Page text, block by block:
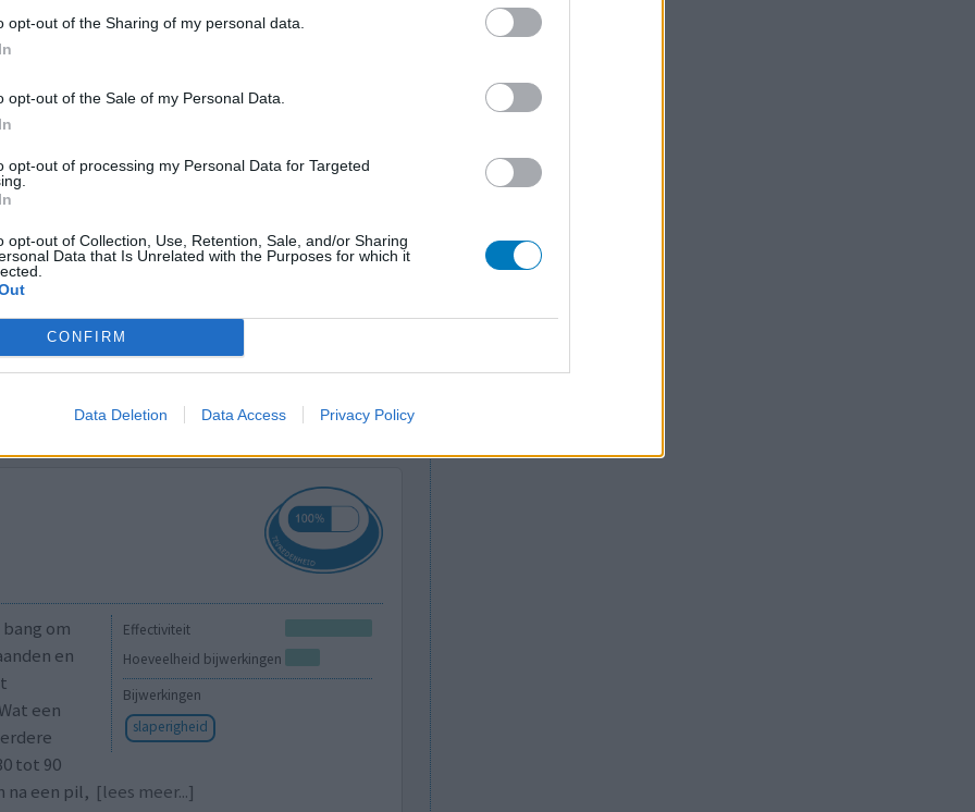
opt-out of the Sharing of my personal data.
opt-out of the Sale of my Personal Data.
opt-out of processing my Personal Data for Targeted
opt-out of Collection, Use, Retention, Sale, and/or Sharing
Data that Is Unrelated with the Purposes for which it
CONFIRM
Data Deletion Data Access Privacy Policy
Bijwerkingen
de
ik
[lees meer...]
0 reacties
Effectiviteit
Hoeveelheid bijwerkingen
Bijwerkingen
slaperigheid
om
en
een
tot 90
na een pil, [lees meer...]